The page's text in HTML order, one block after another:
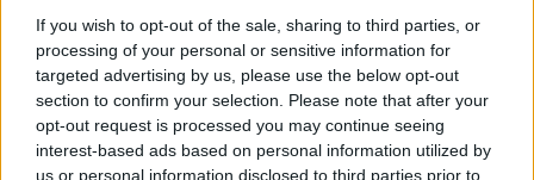
If you wish to opt-out of the sale, sharing to third parties, or
processing of your personal or sensitive information for
targeted advertising by us, please use the below opt-out
section to confirm your selection. Please note that after your
opt-out request is processed you may continue seeing
interest-based ads based on personal information utilized by
us or personal information disclosed to third parties prior to